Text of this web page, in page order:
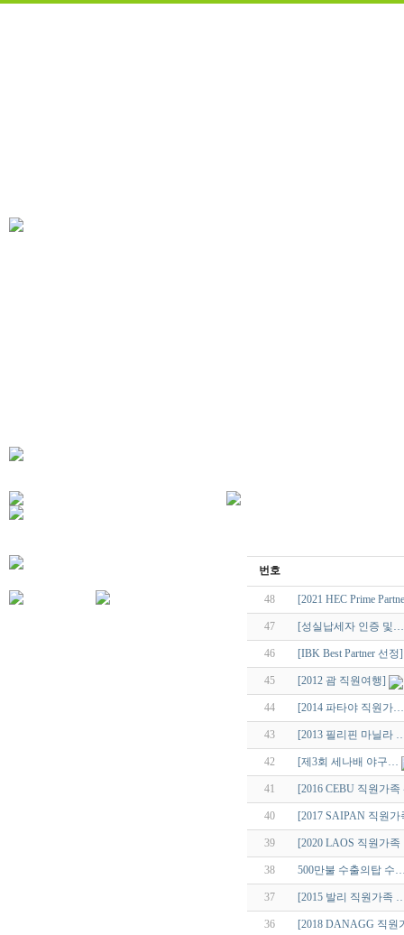
번호
48 [2021 HEC Prime
47 [성실납세자 인증 및…
46 [IBK Best Partner 선정]
45 [2012 괌 직원여행]
44 [2014 파타야 직원가…
43 [2013 필리핀 마닐라
42 [제3회 세나배 야구…
41 [2016 CEBU 직원가
40 [2017 SAIPAN 직원
39 [2020 LAOS 직원가
38 500만불 수출의탑 수
37 [2015 발리 직원가족
36 [2018 DANAGG 직